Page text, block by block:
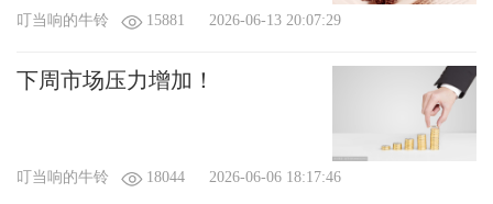
叮当响的牛铃 15881 2026-06-13 20:07:29
下周市场压力增加！
叮当响的牛铃 18044 2026-06-06 18:17:46